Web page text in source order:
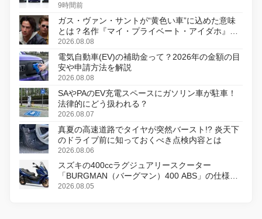
9時間前
ガス・ヴァン・サントが“黄色い車”に込めた意味
とは？名作『マイ・プライベート・アイダホ』が
初のデジタルリマスター版で復活
2026.08.08
電気自動車(EV)の補助金って？2026年の金額の目
安や申請方法を解説
2026.08.08
SAやPAのEV充電スペースにガソリン車が駐車！
法律的にどう扱われる？
2026.08.07
真夏の高速道路でタイヤが突然バースト!? 炎天下
のドライブ前に知っておくべき点検内容とは
2026.08.06
スズキの400ccラグジュアリースクーター
「BURGMAN（バーグマン）400 ABS」の仕様を
変更し、8月18日に発売
2026.08.05